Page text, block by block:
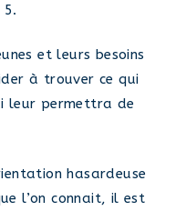
et leurs besoins
à trouver ce qui
leur permettra de
hasardeuse
l’on connait, il est